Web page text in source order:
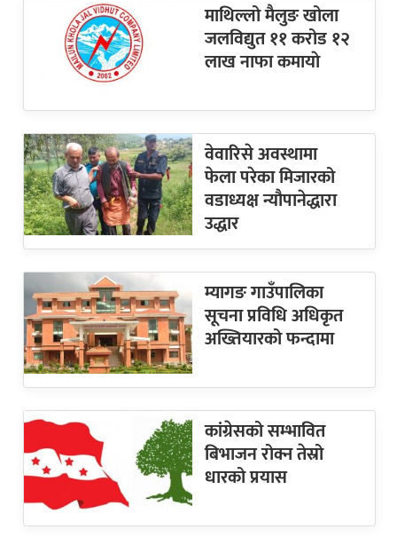
माथिल्लो मैलुङ खोला
जलविद्युत ११ करोड १२
लाख नाफा कमायाे
वेवारिसे अवस्थामा
फेला परेका मिजारको
वडाध्यक्ष न्यौपानेद्धारा
उद्धार
म्यागङ गाउँपालिका
सूचना प्रविधि अधिकृत
अख्तियारको फन्दामा
कांग्रेसको सम्भावित
बिभाजन रोक्न तेस्रो
धारको प्रयास